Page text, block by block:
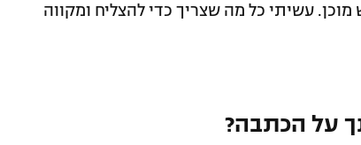
מוכן. עשיתי כל מה שצריך כדי להצליח ומקווה
על הכתבה?